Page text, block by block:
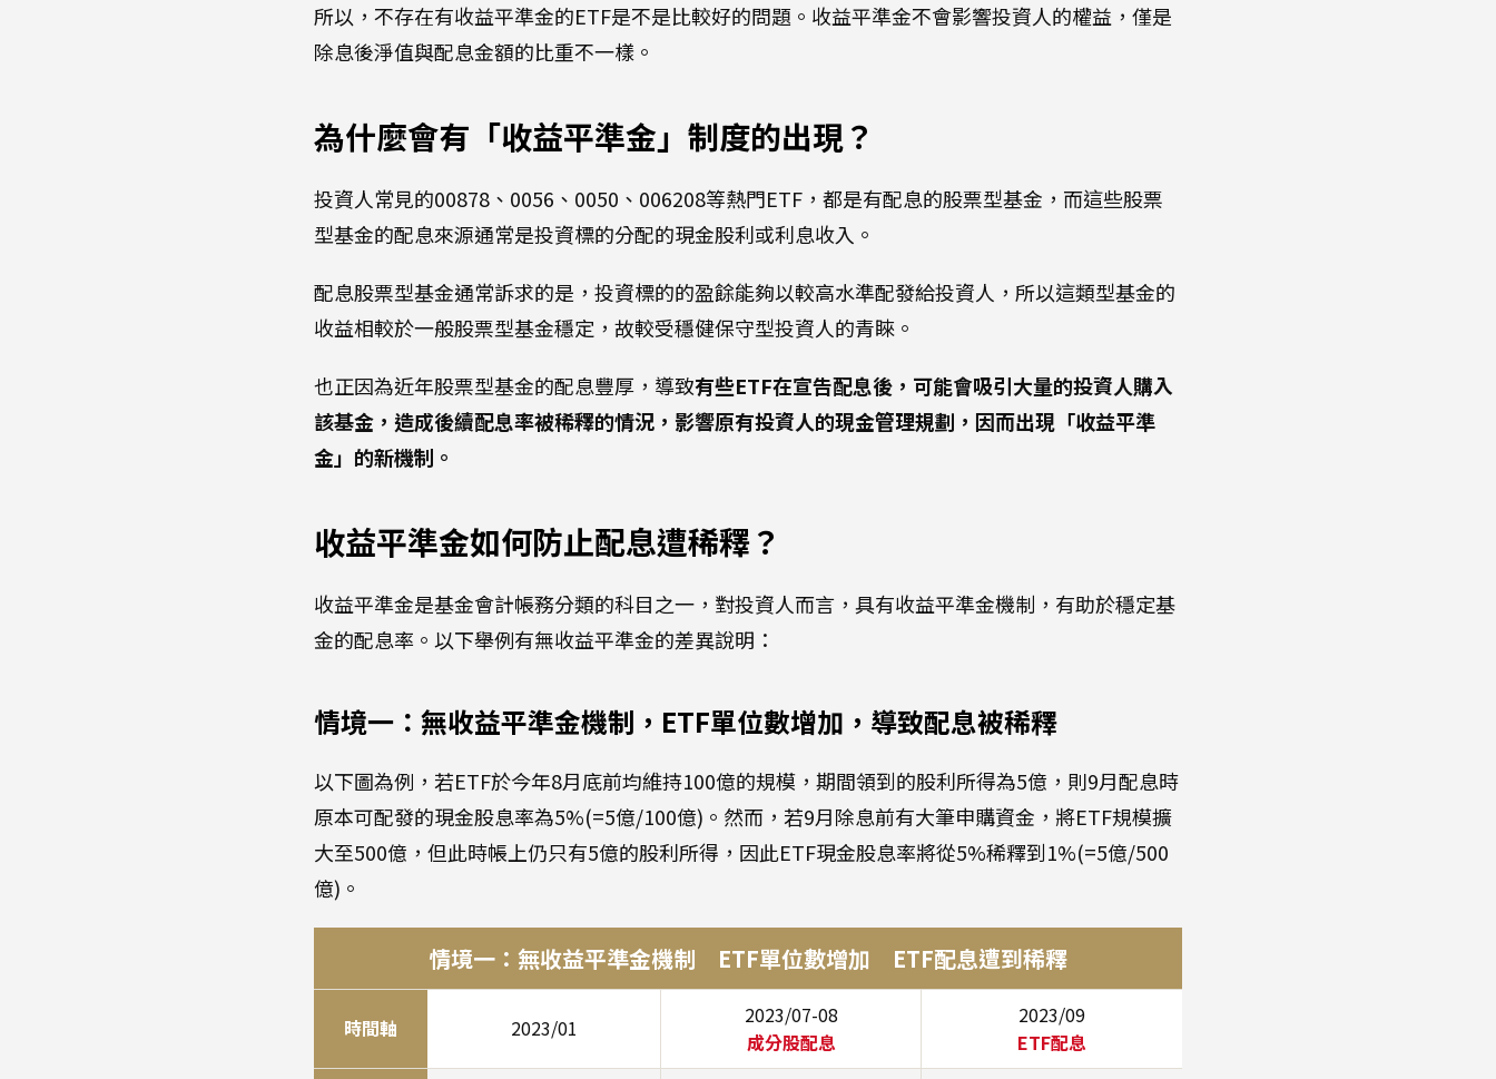
所以，不存在有收益平準金的ETF是不是比較好的問題。收益平準金不會影響投資人的權益，僅是
除息後淨值與配息金額的比重不一樣。
為什麼會有「收益平準金」制度的出現？
投資人常見的00878、0056、0050、006208等熱門ETF，都是有配息的股票型基金，而這些股票
型基金的配息來源通常是投資標的分配的現金股利或利息收入。
配息股票型基金通常訴求的是，投資標的的盈餘能夠以較高水準配發給投資人，所以這類型基金的
收益相較於一般股票型基金穩定，故較受穩健保守型投資人的青睞。
也正因為近年股票型基金的配息豐厚，導致有些ETF在宣告配息後，可能會吸引大量的投資人購入
該基金，造成後續配息率被稀釋的情況，影響原有投資人的現金管理規劃，因而出現「收益平準
金」的新機制。
收益平準金如何防止配息遭稀釋？
收益平準金是基金會計帳務分類的科目之一，對投資人而言，具有收益平準金機制，有助於穩定基
金的配息率。以下舉例有無收益平準金的差異說明：
情境一：無收益平準金機制，ETF單位數增加，導致配息被稀釋
以下圖為例，若ETF於今年8月底前均維持100億的規模，期間領到的股利所得為5億，則9月配息時
原本可配發的現金股息率為5%(=5億/100億)。然而，若9月除息前有大筆申購資金，將ETF規模擴
大至500億，但此時帳上仍只有5億的股利所得，因此ETF現金股息率將從5%稀釋到1%(=5億/500
億)。
情境一： 無收益平準金機制 ETF單位數增加 ETF配息遭到稀釋
時間軸 2023/01
2023/07-08
成分股配息
2023/09
ETF配息